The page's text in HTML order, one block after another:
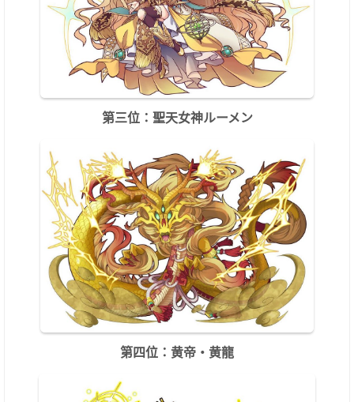
第三位：聖天女神ルーメン
第四位：黄帝・黄龍